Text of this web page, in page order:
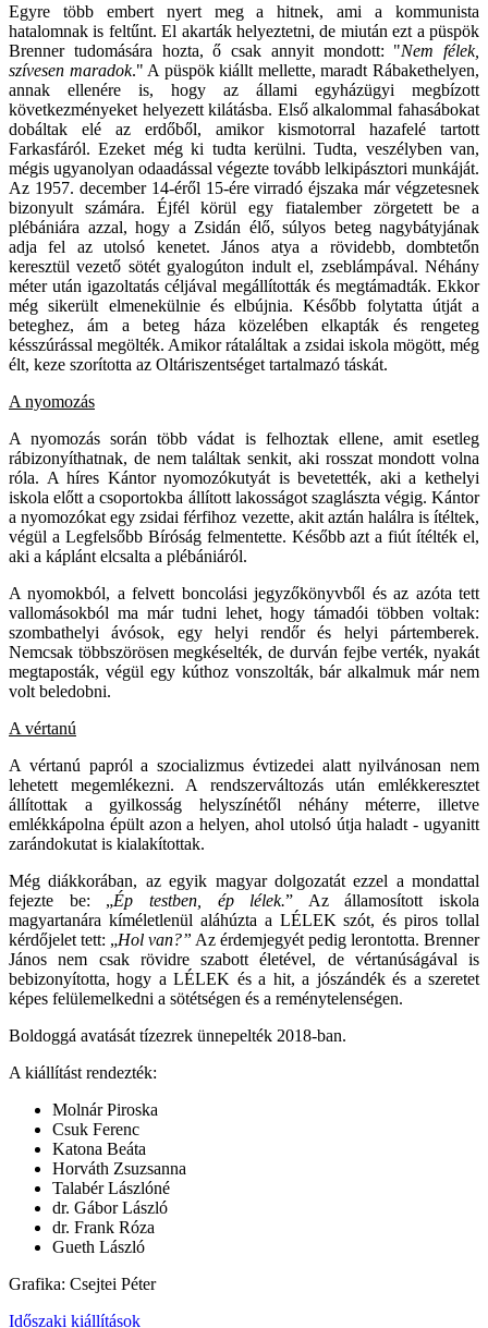
Egyre több embert nyert meg a hitnek, ami a kommunista
hatalomnak is feltűnt. El akarták helyeztetni, de miután ezt a püspök
Brenner tudomására hozta, ő csak annyit mondott: "Nem félek,
szívesen maradok." A püspök kiállt mellette, maradt Rábakethelyen,
annak ellenére is, hogy az állami egyházügyi megbízott
következményeket helyezett kilátásba. Első alkalommal fahasábokat
dobáltak elé az erdőből, amikor kismotorral hazafelé tartott
Farkasfáról. Ezeket még ki tudta kerülni. Tudta, veszélyben van,
mégis ugyanolyan odaadással végezte tovább lelkipásztori munkáját.
Az 1957. december 14-éről 15-ére virradó éjszaka már végzetesnek
bizonyult számára. Éjfél körül egy fiatalember zörgetett be a
plébániára azzal, hogy a Zsidán élő, súlyos beteg nagybátyjának
adja fel az utolsó kenetet. János atya a rövidebb, dombtetőn
keresztül vezető sötét gyalogúton indult el, zseblámpával. Néhány
méter után igazoltatás céljával megállították és megtámadták. Ekkor
még sikerült elmenekülnie és elbújnia. Később folytatta útját a
beteghez, ám a beteg háza közelében elkapták és rengeteg
késszúrással megölték. Amikor rátaláltak a zsidai iskola mögött, még
élt, keze szorította az Oltáriszentséget tartalmazó táskát.
A nyomozás
A nyomozás során több vádat is felhoztak ellene, amit esetleg
rábizonyíthatnak, de nem találtak senkit, aki rosszat mondott volna
róla. A híres Kántor nyomozókutyát is bevetették, aki a kethelyi
iskola előtt a csoportokba állított lakosságot szaglászta végig. Kántor
a nyomozókat egy zsidai férfihoz vezette, akit aztán halálra is ítéltek,
végül a Legfelsőbb Bíróság felmentette. Később azt a fiút ítélték el,
aki a káplánt elcsalta a plébániáról.
A nyomokból, a felvett boncolási jegyzőkönyvből és az azóta tett
vallomásokból ma már tudni lehet, hogy támadói többen voltak:
szombathelyi ávósok, egy helyi rendőr és helyi pártemberek.
Nemcsak többszörösen megkéselték, de durván fejbe verték, nyakát
megtaposták, végül egy kúthoz vonszolták, bár alkalmuk már nem
volt beledobni.
A vértanú
A vértanú papról a szocializmus évtizedei alatt nyilvánosan nem
lehetett megemlékezni. A rendszerváltozás után emlékkeresztet
állítottak a gyilkosság helyszínétől néhány méterre, illetve
emlékkápolna épült azon a helyen, ahol utolsó útja haladt - ugyanitt
zarándokutat is kialakítottak.
Még diákkorában, az egyik magyar dolgozatát ezzel a mondattal
fejezte be: „Ép testben, ép lélek.” Az államosított iskola
magyartanára kíméletlenül aláhúzta a LÉLEK szót, és piros tollal
kérdőjelet tett: „Hol van?” Az érdemjegyét pedig lerontotta. Brenner
János nem csak rövidre szabott életével, de vértanúságával is
bebizonyította, hogy a LÉLEK és a hit, a jószándék és a szeretet
képes felülemelkedni a sötétségen és a reménytelenségen.
Boldoggá avatását tízezrek ünnepelték 2018-ban.
A kiállítást rendezték:
Molnár Piroska
Csuk Ferenc
Katona Beáta
Horváth Zsuzsanna
Talabér Lászlóné
dr. Gábor László
dr. Frank Róza
Gueth László
Grafika: Csejtei Péter
Időszaki kiállítások